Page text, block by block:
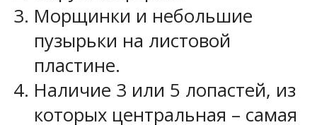
Морщинки и небольшие
пузырьки на листовой
пластине.
Наличие 3 или 5 лопастей, из
которых центральная – самая